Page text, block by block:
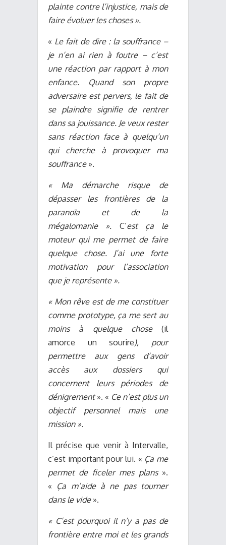
plainte contre l’injustice, mais de
faire évoluer les choses ».
« Le fait de dire : la souffrance –
je n’en ai rien à foutre – c’est
une réaction par rapport à mon
enfance. Quand son propre
adversaire est pervers, le fait de
se plaindre signifie de rentrer
dans sa jouissance. Je veux rester
sans réaction face à quelqu’un
qui cherche à provoquer ma
souffrance ».
« Ma démarche risque de
dépasser les frontières de la
paranoïa et de la
mégalomanie ».
C’est ça le
moteur qui me permet de faire
quelque chose. J’ai une forte
motivation pour l’association
que je représente ».
« Mon rêve est de me constituer
comme prototype, ça me sert au
moins à quelque chose (il
amorce un sourire), pour
permettre aux gens d’avoir
accès aux dossiers qui
concernent leurs périodes de
dénigrement». « Ce n’est plus un
objectif personnel mais une
mission ».
Il précise que venir à Intervalle,
c’est important pour lui. « Ça me
permet de ficeler mes plans ».
« Ça m’aide à ne pas tourner
dans le vide ».
« C’est pourquoi il n’y a pas de
frontière entre moi et les grands